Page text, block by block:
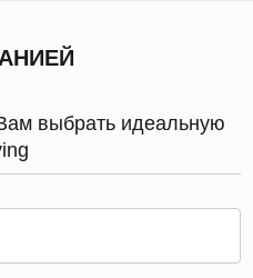
выбрать идеальную